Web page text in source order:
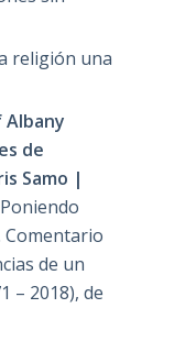
religión una
Albany
de
Samo |
Poniendo
Comentario
de un
– 2018), de